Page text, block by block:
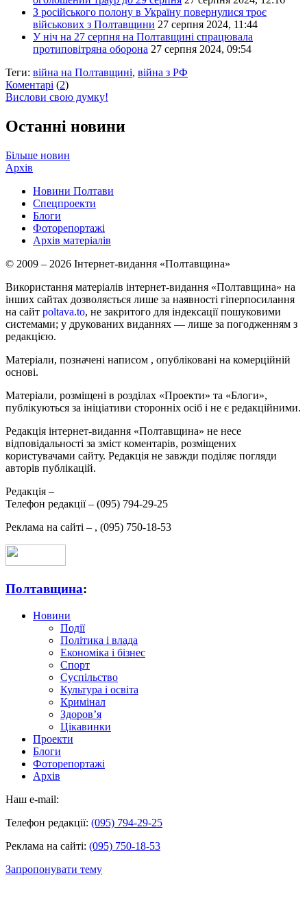
З російського полону в Україну повернулися троє
військових з Полтавщини 27 серпня 2024, 11:44
У ніч на 27 серпня на Полтавщині спрацювала
протиповітряна оборона 27 серпня 2024, 09:54
Теги: війна на Полтавщині, війна з РФ
Коментарі (2)
Вислови свою думку!
Останні новини
Більше новин
Архів
Новини Полтави
Спецпроекти
Блоги
Фоторепортажі
Архів матеріалів
© 2009 – 2026 Інтернет-видання «Полтавщина»
Використання матеріалів інтернет-видання «Полтавщина» на
інших сайтах дозволяється лише за наявності гіперпосилання
на сайт poltava.to, не закритого для індексації пошуковими
системами; у друкованих виданнях — лише за погодженням з
редакцією.
Матеріали, позначені написом , опубліковані на комерційній
основі.
Матеріали, розміщені в розділах «Проекти» та «Блоги»,
публікуються за ініціативи сторонніх осіб і не є редакційними.
Редакція інтернет-видання «Полтавщина» не несе
відповідальності за зміст коментарів, розміщених
користувачами сайту. Редакція не завжди поділяє погляди
авторів публікацій.
Редакція –
Телефон редакції – (095) 794-29-25
Реклама на сайті – , (095) 750-18-53
Полтавщина:
Новини
Події
Політика і влада
Економіка і бізнес
Спорт
Суспільство
Культура і освіта
Кримінал
Здоров’я
Цікавинки
Проекти
Блоги
Фоторепортажі
Архів
Наш e-mail:
Телефон редакції: (095) 794-29-25
Реклама на сайті: (095) 750-18-53
Запропонувати тему